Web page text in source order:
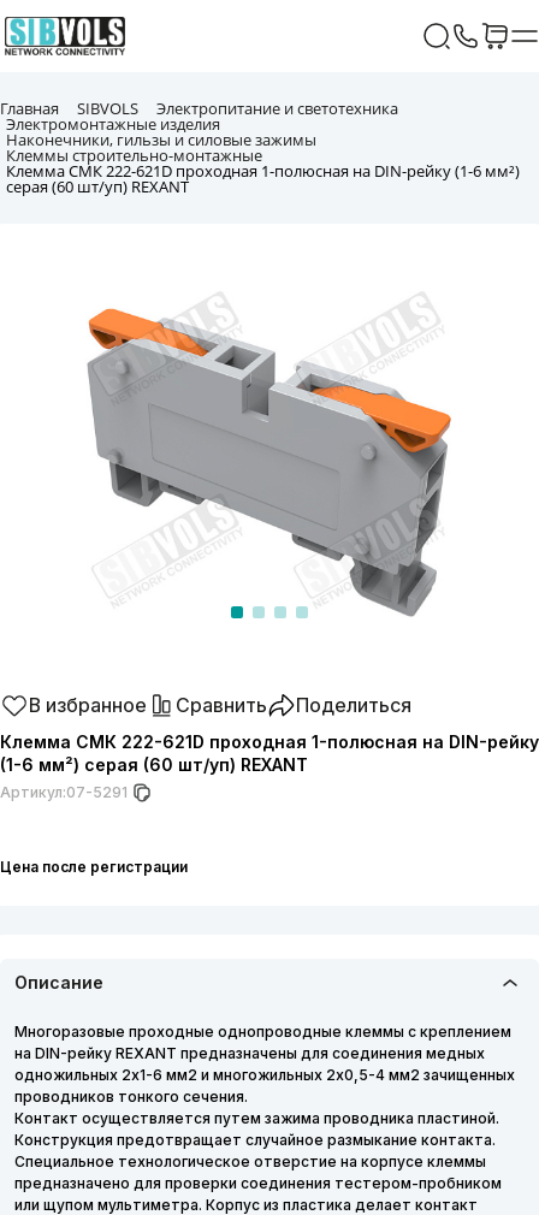
Главная SIBVOLS Электропитание и светотехника
Электромонтажные изделия
Наконечники, гильзы и силовые зажимы
Клеммы строительно-монтажные
Клемма СМК 222-621D проходная 1-полюсная на DIN-рейку (1-6 мм²)
серая (60 шт/уп) REXANT
В избранное Сравнить Поделиться
Клемма СМК 222-621D проходная 1-полюсная на DIN-рейку
(1-6 мм²) серая (60 шт/уп) REXANT
Артикул:07-5291
Цена после регистрации
Описание
Многоразовые проходные однопроводные клеммы с креплением
на DIN-рейку REXANT предназначены для соединения медных
одножильных 2х1-6 мм2 и многожильных 2х0,5-4 мм2 зачищенных
проводников тонкого сечения.
Контакт осуществляется путем зажима проводника пластиной.
Конструкция предотвращает случайное размыкание контакта.
Специальное технологическое отверстие на корпусе клеммы
предназначено для проверки соединения тестером-пробником
или щупом мультиметра. Корпус из пластика делает контакт